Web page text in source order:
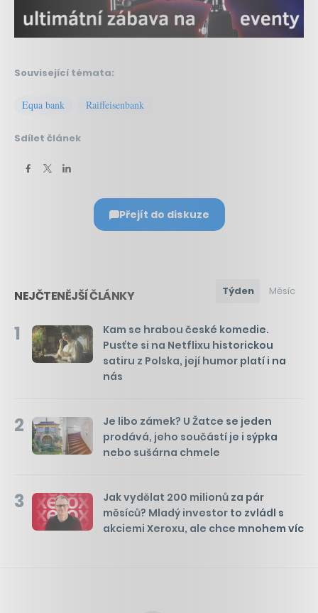
Související témata:
Equa bank Raiffeisenbank
Sdílet článek
Přejít do diskuze
NEJČTENĚJŠÍ ČLÁNKY Týden Měsíc
1
Kam se hrabou české komedie.
Pusťte si na Netflixu historickou
satiru z Polska, její humor platí i na
nás
2
Je libo zámek? U Žatce se jeden
prodává, jeho součástí je i sýpka
nebo sušárna chmele
3
Jak vydělat 200 milionů za pár
měsíců? Mladý investor to zvládl s
akciemi Xeroxu, ale chce mnohem víc